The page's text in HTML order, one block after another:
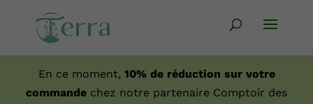
En ce moment, 10% de réduction sur votre
commande chez notre partenaire Comptoir des